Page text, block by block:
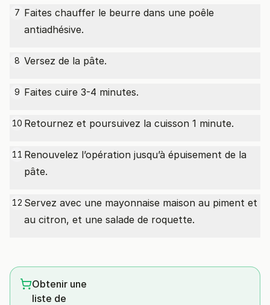
7 Faites chauffer le beurre dans une poêle
antiadhésive.
8 Versez de la pâte.
9 Faites cuire 3-4 minutes.
10 Retournez et poursuivez la cuisson 1 minute.
11 Renouvelez l’opération jusqu’à épuisement de la
pâte.
12 Servez avec une mayonnaise maison au piment et
au citron, et une salade de roquette.
Obtenir une
liste de